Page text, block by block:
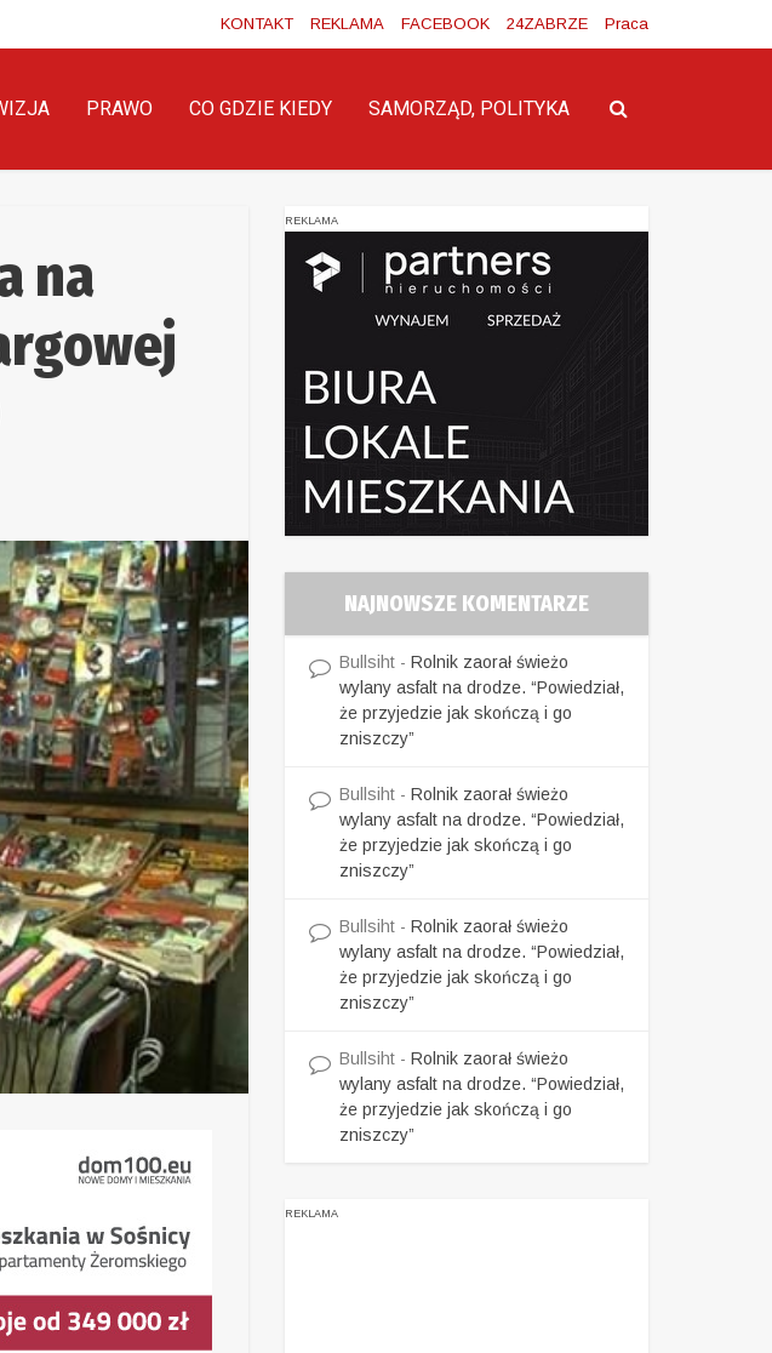
KONTAKT REKLAMA FACEBOOK 24ZABRZE Praca
PRAWO CO GDZIE KIEDY SAMORZĄD, POLITYKA
na
REKLAMA
NAJNOWSZE KOMENTARZE
Bullsiht - Rolnik zaorał świeżo
wylany asfalt na drodze. “Powiedział,
że przyjedzie jak skończą i go
zniszczy”
Bullsiht - Rolnik zaorał świeżo
wylany asfalt na drodze. “Powiedział,
że przyjedzie jak skończą i go
zniszczy”
Bullsiht - Rolnik zaorał świeżo
wylany asfalt na drodze. “Powiedział,
że przyjedzie jak skończą i go
zniszczy”
Bullsiht - Rolnik zaorał świeżo
wylany asfalt na drodze. “Powiedział,
że przyjedzie jak skończą i go
zniszczy”
REKLAMA